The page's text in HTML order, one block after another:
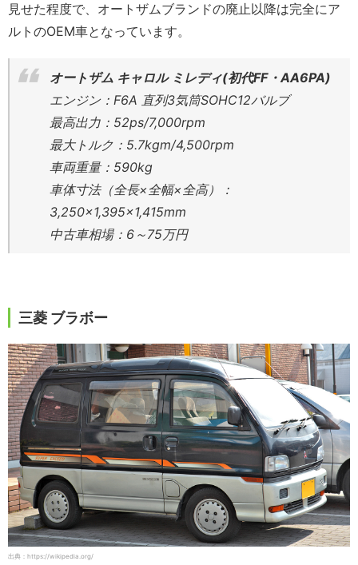
見せた程度で、オートザムブランドの廃止以降は完全にア
ルトのOEM車となっています。
オートザム キャロル ミレディ(初代FF・AA6PA)
エンジン：F6A 直列3気筒SOHC12バルブ
最高出力：52ps/7,000rpm
最大トルク：5.7kgm/4,500rpm
車両重量：590kg
車体寸法（全長×全幅×全高）：
3,250×1,395×1,415mm
中古車相場：6～75万円
三菱 ブラボー
出典：https://wikipedia.org/